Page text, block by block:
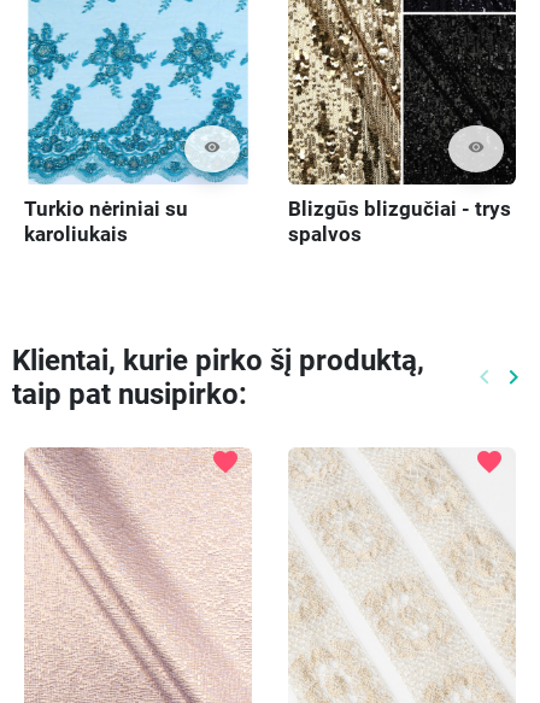
visibility
Turkio nėriniai su
karoliukais
visibility
Blizgūs blizgučiai - trys
spalvos
Klientai, kurie pirko šį produktą,
taip pat nusipirko:
keyboard_arrow_left keyboard_arrow_right
favorite favorite